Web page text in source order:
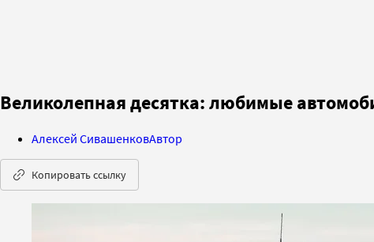
Великолепная десятка: любимые
Алексей СивашенковАвтор
Копировать ссылку